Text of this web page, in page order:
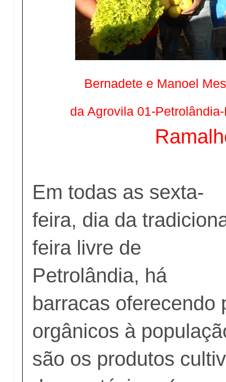
Bernadete e Manoel
da Agrovila 01-
Em todas as sexta-
feira, dia da
feira livre de
Petrolândia, há
barracas oferecendo
orgânicos à
são os produtos